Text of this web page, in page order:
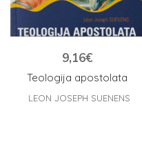
Teologija apostolata
9,16€
LEON JOSEPH SUENENS